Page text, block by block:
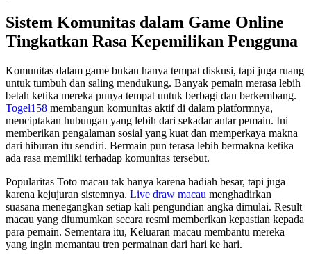
Sistem Komunitas dalam Game Online
Tingkatkan Rasa Kepemilikan Pengguna
Komunitas dalam game bukan hanya tempat diskusi, tapi juga ruang
untuk tumbuh dan saling mendukung. Banyak pemain merasa lebih
betah ketika mereka punya tempat untuk berbagi dan berkembang.
Togel158 membangun komunitas aktif di dalam platformnya,
menciptakan hubungan yang lebih dari sekadar antar pemain. Ini
memberikan pengalaman sosial yang kuat dan memperkaya makna
dari hiburan itu sendiri. Bermain pun terasa lebih bermakna ketika
ada rasa memiliki terhadap komunitas tersebut.
Popularitas Toto macau tak hanya karena hadiah besar, tapi juga
karena kejujuran sistemnya. Live draw macau menghadirkan
suasana menegangkan setiap kali pengundian angka dimulai. Result
macau yang diumumkan secara resmi memberikan kepastian kepada
para pemain. Sementara itu, Keluaran macau membantu mereka
yang ingin memantau tren permainan dari hari ke hari.